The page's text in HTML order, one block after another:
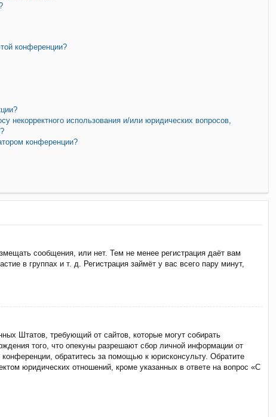
конференции?
некорректного использования и/или юридических вопросов,
конференции?
сообщения, или нет. Тем не менее регистрация даёт вам
в группах и т. д. Регистрация займёт у вас всего пару минут,
Штатов, требующий от сайтов, которые могут собирать
того, что опекуны разрешают сбор личной информации от
обратитесь за помощью к юрисконсульту. Обратите
юридических отношений, кроме указанных в ответе на вопрос «С